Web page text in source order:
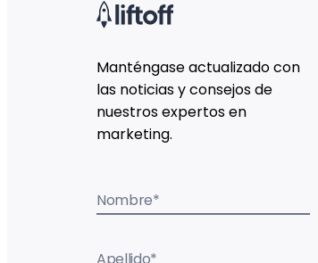
Manténgase actualizado con
las noticias y consejos de
nuestros expertos en
marketing.
Nombre*